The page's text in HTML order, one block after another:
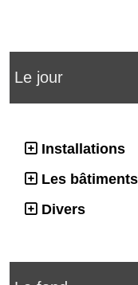
Le jour
Installations
Les bâtiments
Divers